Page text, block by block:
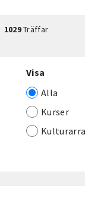
1029Träffar
Visa
Alla
Kurser